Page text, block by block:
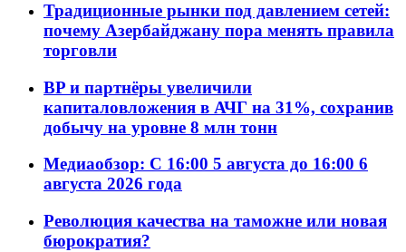
Традиционные рынки под давлением сетей:
почему Азербайджану пора менять правила
торговли
BP и партнёры увеличили
капиталовложения в АЧГ на 31%, сохранив
добычу на уровне 8 млн тонн
Медиаобзор: С 16:00 5 августа до 16:00 6
августа 2026 года
Революция качества на таможне или новая
бюрократия?